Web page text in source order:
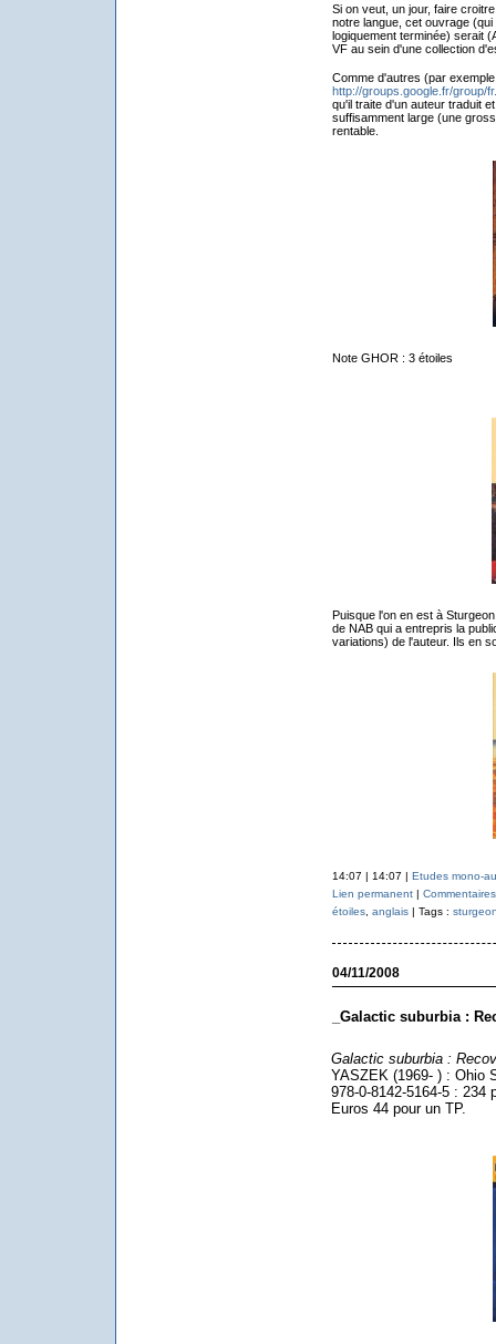
Si on veut, un jour, faire
notre langue, cet ouvrage
logiquement terminée) serait
VF au sein d'une collection
Comme d'autres (par
http://groups.google.fr/group/
qu'il traite d'un auteur traduit
suffisamment large (une
rentable.
Note GHOR : 3 étoiles
Puisque l'on en est à
de NAB qui a entrepris la
variations) de l'auteur. Ils en
14:07 | 14:07 | Etudes mono-
Lien permanent|
étoiles, anglais| Tags :
04/11/2008
_Galactic suburbia :
Galactic suburbia :
YASZEK (1969- ) : Ohio
978-0-8142-5164-5 : 234
Euros 44 pour un TP.